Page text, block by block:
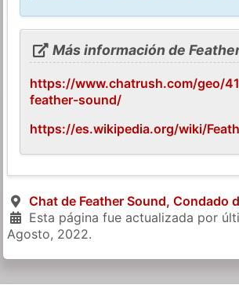
Más información de
https://www.chatrush.com/geo/
feather-sound/
https://es.wikipedia.org/wiki/
Chat de Feather Sound, Condado
Esta página fue actualizada por
Agosto, 2022.